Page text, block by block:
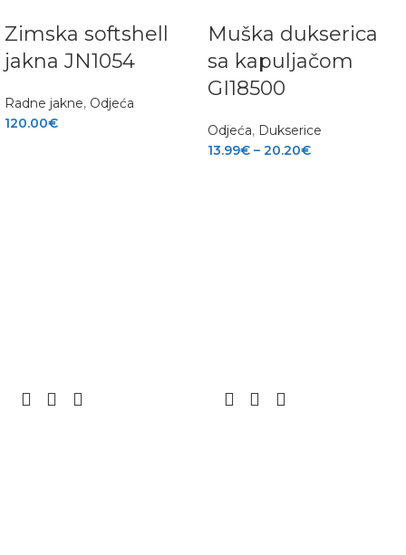
Zimska softshell
jakna JN1054
Radne jakne, Odjeća
120.00€
Muška dukserica
sa kapuljačom
GI18500
Odjeća, Dukserice
13.99€ – 20.20€